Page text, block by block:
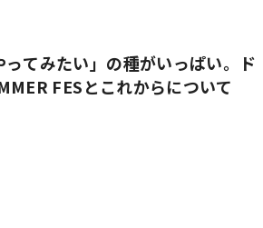
ってみたい」の種がいっぱい。ド
FESとこれからについて